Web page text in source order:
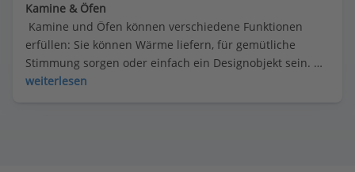
Kamine & Öfen
Kamine und Öfen können verschiedene Funktionen
erfüllen: Sie können Wärme liefern, für gemütliche
Stimmung sorgen oder einfach ein Designobjekt sein.
Welcher Kamin für welche Funktion am besten geeignet
weiterlesen